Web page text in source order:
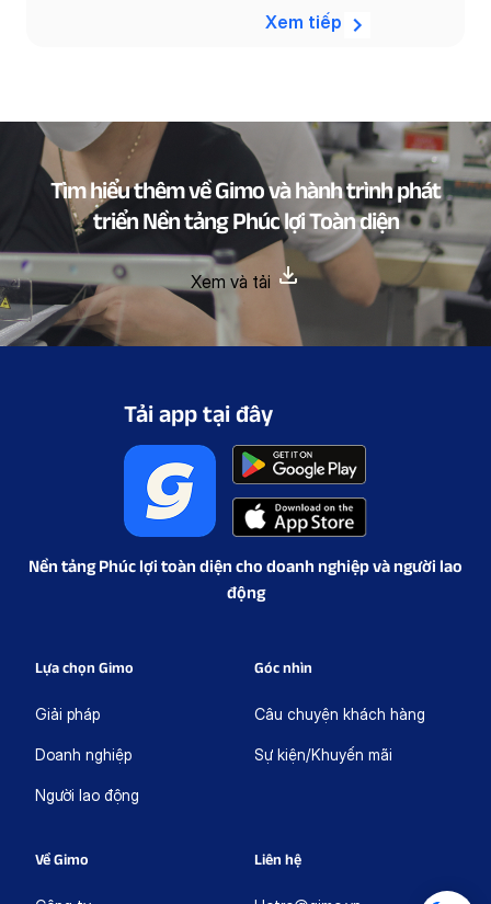
Xem tiếp
Tìm hiểu thêm về Gimo và hành trình phát
triển Nền tảng Phúc lợi Toàn diện
Xem và tải
Tải app tại đây
Nền tảng Phúc lợi toàn diện cho doanh nghiệp và người lao
động
Lựa chọn Gimo
Giải pháp
Doanh nghiệp
Người lao động
Góc nhìn
Câu chuyện khách hàng
Sự kiện/Khuyến mãi
Về Gimo Liên hệ